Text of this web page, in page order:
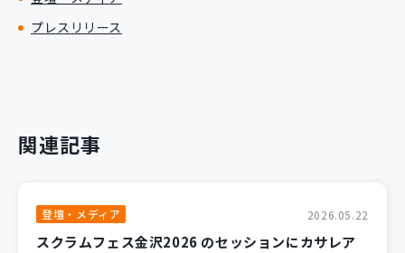
プレスリリース
関連記事
登壇・メディア 2026.05.22
スクラムフェス金沢2026 のセッションにカサレア